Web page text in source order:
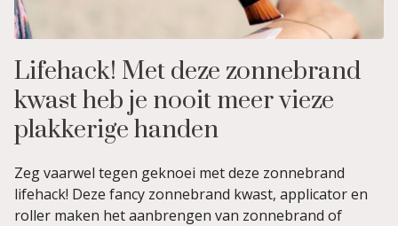
Lifehack! Met deze zonnebrand
kwast heb je nooit meer vieze
plakkerige handen
Zeg vaarwel tegen geknoei met deze zonnebrand
lifehack! Deze fancy zonnebrand kwast, applicator en
roller maken het aanbrengen van zonnebrand of